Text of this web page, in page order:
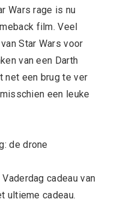
Wars rage is nu
film. Veel
Star Wars voor
van een Darth
net een brug te ver
een leuke
de drone
cadeau van
ultieme cadeau.